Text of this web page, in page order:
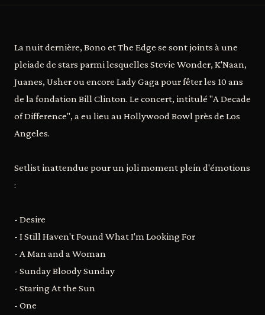
La nuit dernière, Bono et The Edge se sont joints à une
pleiade de stars parmi lesquelles Stevie Wonder, K'Naan,
Juanes, Usher ou encore Lady Gaga pour fêter les 10 ans
de la fondation Bill Clinton. Le concert, intitulé "A Decade
of Difference", a eu lieu au Hollywood Bowl près de Los
Angeles.
Setlist inattendue pour un joli moment plein d'émotions
:
- Desire
- I Still Haven't Found What I'm Looking For
- A Man and a Woman
- Sunday Bloody Sunday
- Staring At the Sun
- One